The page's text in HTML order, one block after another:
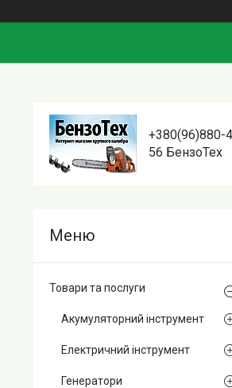
+380(96)880-
56 БензоТех
Товари та послуги
Акумуляторний інструмент
Електричний інструмент
Генератори